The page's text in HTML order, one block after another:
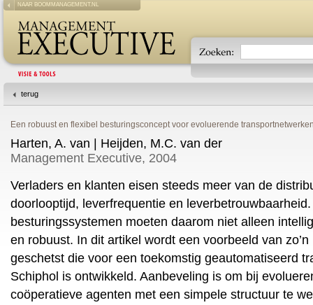
NAAR BOOMMANAGEMENT.NL
terug
Een robuust en flexibel besturingsconcept voor evoluerende
Harten, A. van | Heijden, M.C. van der
Management Executive, 2004
Verladers en klanten eisen steeds meer van de
doorlooptijd, leverfrequentie en
besturingssystemen moeten daarom niet alleen
en robuust. In dit artikel wordt een voorbeeld van
geschetst die voor een toekomstig geautomatiseerd
Schiphol is ontwikkeld. Aanbeveling is om bij
coöperatieve agenten met een simpele structuur te